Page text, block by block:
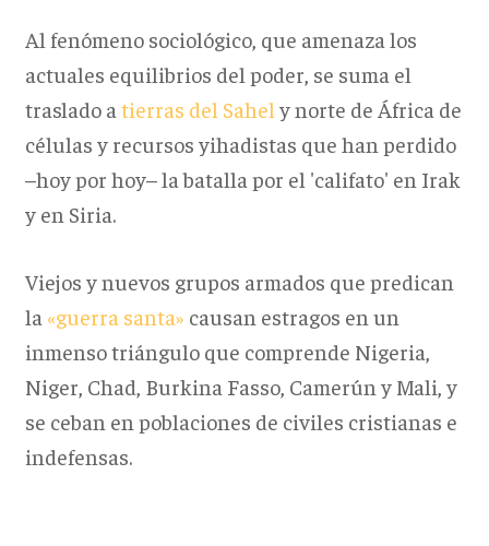
Al fenómeno sociológico, que amenaza los
actuales equilibrios del poder, se suma el
traslado a tierras del Sahel y norte de África de
células y recursos yihadistas que han perdido
–hoy por hoy– la batalla por el 'califato' en Irak
y en Siria.
Viejos y nuevos grupos armados que predican
la «guerra santa» causan estragos en un
inmenso triángulo que comprende Nigeria,
Niger, Chad, Burkina Fasso, Camerún y Mali, y
se ceban en poblaciones de civiles cristianas e
indefensas.